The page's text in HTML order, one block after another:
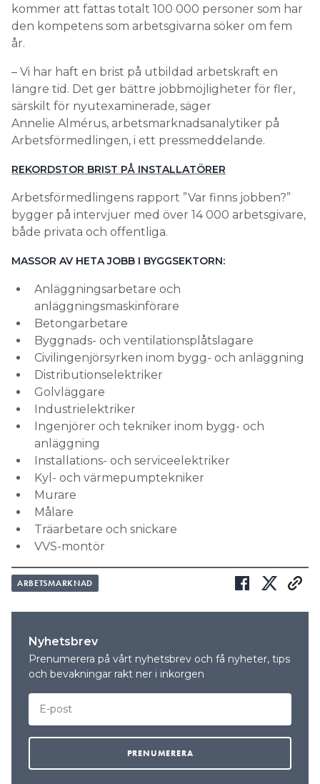
kommer att fattas totalt 100 000 personer som har
den kompetens som arbetsgivarna söker om fem
år.
– Vi har haft en brist på utbildad arbetskraft en
längre tid. Det ger bättre jobbmöjligheter för fler,
särskilt för nyutexaminerade, säger
Annelie Almérus, arbetsmarknadsanalytiker på
Arbetsförmedlingen, i ett pressmeddelande.
REKORDSTOR BRIST PÅ INSTALLATÖRER
Arbetsförmedlingens rapport ”Var finns jobben?”
bygger på intervjuer med över 14 000 arbetsgivare,
både privata och offentliga.
MASSOR AV HETA JOBB I BYGGSEKTORN:
Anläggningsarbetare och
anläggningsmaskinförare
Betongarbetare
Byggnads- och ventilationsplåtslagare
Civilingenjörsyrken inom bygg- och anläggning
Distributionselektriker
Golvläggare
Industrielektriker
Ingenjörer och tekniker inom bygg- och
anläggning
Installations- och serviceelektriker
Kyl- och värmepumptekniker
Murare
Målare
Träarbetare och snickare
VVS-montör
ARBETSMARKNAD
Nyhetsbrev
Prenumerera på vårt nyhetsbrev och få nyheter, tips
och bevakningar rakt ner i inkorgen